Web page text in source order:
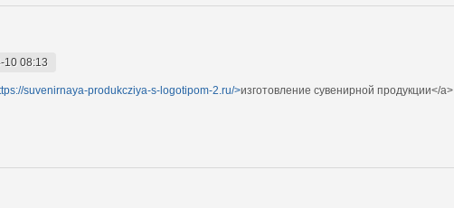
10 08:13
suvenirnaya-produkcziya-s-logotipom-2.ru/>изготовление сувенирной продукции</a> .